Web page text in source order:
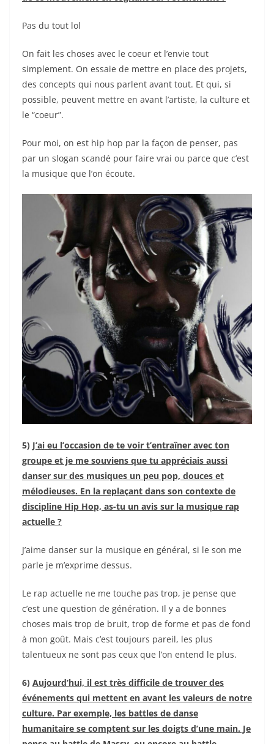
Pas du tout lol
On fait les choses avec le coeur et l’envie tout
simplement. On essaie de mettre en place des projets,
des concepts qui nous parlent avant tout. Et qui, si
possible, peuvent mettre en avant l’artiste, la culture et
le “coeur”.
Pour moi, on est hip hop par la façon de penser, pas
par un slogan scandé pour faire vrai ou parce que c’est
la musique que l’on écoute.
5) J’ai eu l’occasion de te voir t’entraîner avec ton
groupe et je me souviens que tu appréciais aussi
danser sur des musiques un peu pop, douces et
mélodieuses. En la replaçant dans son contexte de
discipline Hip Hop, as-tu un avis sur la musique rap
actuelle ?
J’aime danser sur la musique en général, si le son me
parle je m’exprime dessus.
Le rap actuelle ne me touche pas trop, je pense que
c’est une question de génération. Il y a de bonnes
choses mais trop de bruit, trop de forme et pas de fond
à mon goût. Mais c’est toujours pareil, les plus
talentueux ne sont pas ceux que l’on entend le plus.
6) Aujourd’hui, il est très difficile de trouver des
événements qui mettent en avant les valeurs de notre
culture. Par exemple, les battles de danse
humanitaire se comptent sur les doigts d’une main. Je